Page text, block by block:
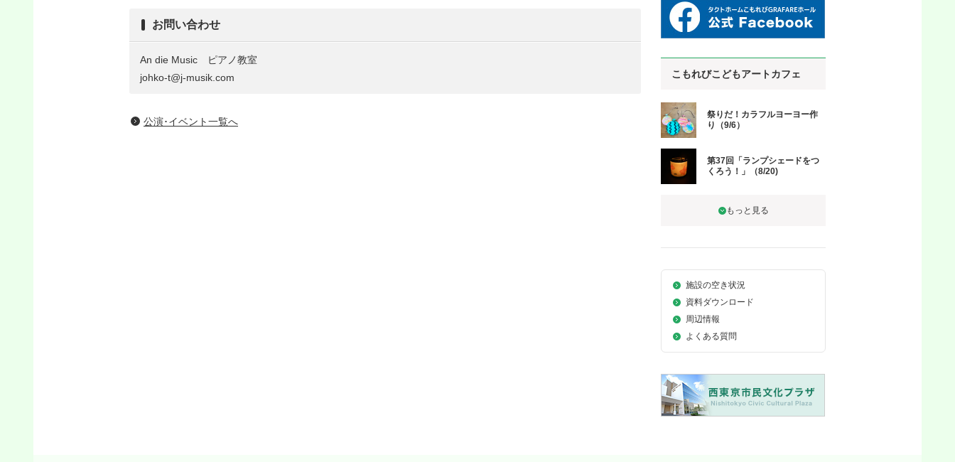
お問い合わせ
An die Music ピアノ教室
johko-t@j-musik.com
公演･イベント一覧へ
こもれびこどもアートカフェ
祭りだ！カラフルヨーヨー作
り（9/6）
第37回「ランプシェードをつ
くろう！」（8/20)
施設の空き状況
資料ダウンロード
周辺情報
よくある質問